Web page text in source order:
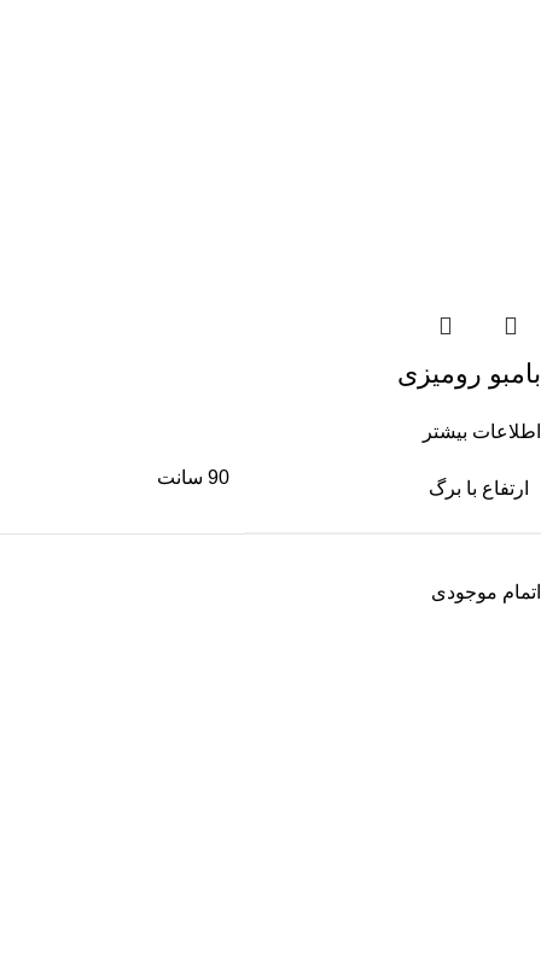
بامبو رومیزی
اطلاعات بیشتر
ارتفاع با برگ
90 سانت
اتمام موجودی